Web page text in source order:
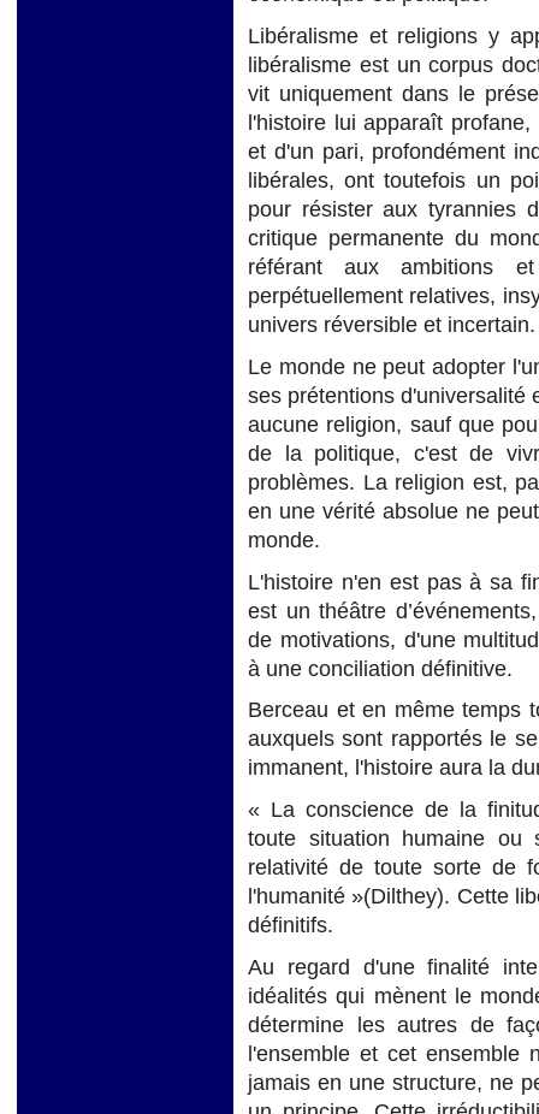
Libéralisme et religions y
libéralisme est un corpus
vit uniquement dans le
l'histoire lui apparaît
et d'un pari, profondément
libérales, ont toutefois un
pour résister aux tyrannies
critique permanente du
référant aux ambitions
perpétuellement relatives,
univers réversible et incertain.
Le monde ne peut adopter
ses prétentions d'universalité
aucune religion, sauf que
de la politique, c'est de
problèmes. La religion est,
en une vérité absolue ne
monde.
L'histoire n'en est pas à sa
est un théâtre
de motivations, d'une
à une conciliation définitive.
Berceau et en même temps
auxquels sont rapportés le
immanent, l'histoire aura la
« La conscience de la
toute situation humaine
relativité de toute sorte de
l'humanité »(Dilthey). Cette
définitifs.
Au regard d'une finalité
idéalités qui mènent le
détermine les autres de
l'ensemble et cet ensemble
jamais en une structure, ne